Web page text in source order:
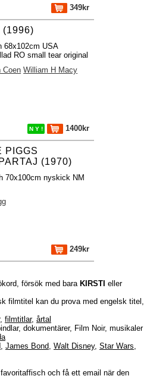
349kr
(1996)
68x102cm USA
RO small tear original
Coen William H Macy
N Y ! 1400kr
PIGGS
(1970)
70x100cm nyskick NM
249kr
försök med bara KIRSTI eller
filmtitel kan du prova med engelsk titel,
, filmtitlar, årtal
dokumentärer, Film Noir, musikaler
, James Bond, Walt Disney, Star Wars,
och få ett email när den